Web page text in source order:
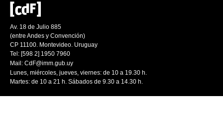
Av. 18 de Julio 885
(entre Andes y Convención)
CP 11100. Montevideo. Uruguay
Tel: [598 2] 1950 7960
Mail: CdF@imm.gub.uy
Lunes, miércoles, jueves, viernes: de 10 a 19.30 h.
Martes: de 10 a 21 h. Sábados de 9.30 a 14.30 h.